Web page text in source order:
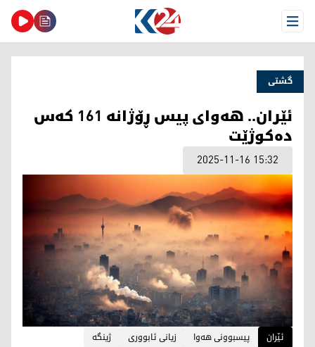
Open Menu
گشتی
ئێران.. هەوای پیس ڕۆژانە 161 کەس
دەکوژێت
2025-11-16 15:32
ئێران پیسبوونی هەوا زیانی ئابووری ژینگە